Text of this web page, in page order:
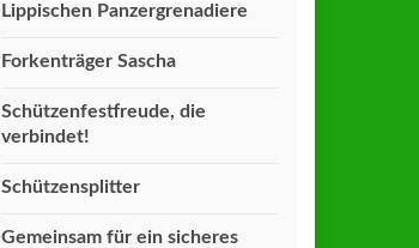
Lippischen Panzergrenadiere
Forkenträger Sascha
Schützenfestfreude, die
verbindet!
Schützensplitter
Gemeinsam für ein sicheres